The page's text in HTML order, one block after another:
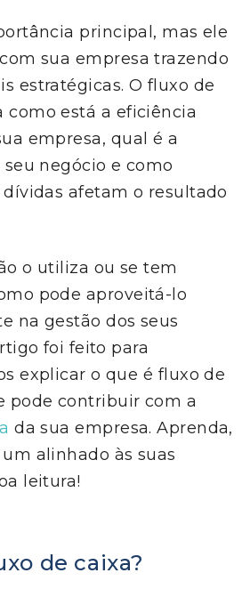
principal, mas ele
sua empresa trazendo
estratégicas. O fluxo de
como está a eficiência
empresa, qual é a
negócio e como
afetam o resultado
o utiliza ou se tem
pode aproveitá-lo
na gestão dos seus
foi feito para
explicar o que é fluxo de
pode contribuir com a
da sua empresa. Aprenda,
alinhado às suas
leitura!
de caixa?